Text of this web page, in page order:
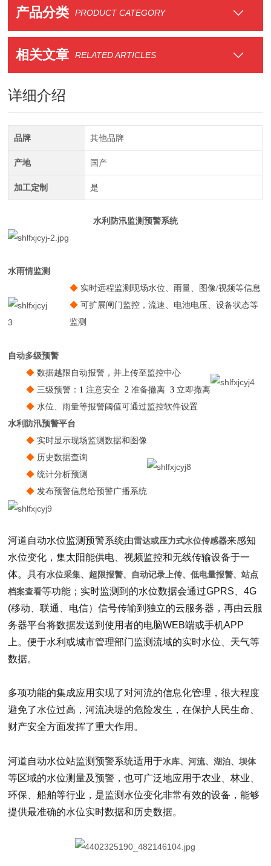
产品分类 PRODUCT CATEGORY
相关文章 RELATED ARTICLES
详细介绍
品牌 其他品牌
产地 国产
加工定制 是
水利防汛监测预警系统
水雨情监测
◆ 实时远程监测现场水位、雨量、图像/视频等信息
◆ 可扩展闸门监控，流速、电池电压、设备状态等
监测
自动多级预警
◆ 数据越限自动报警，并上传至监控中心
◆ 三级预警： 1注意安全2准备撤离 3 立即撤离
◆水位、雨量等报警阈值可通过监控软件设置
水利防汛预警平台
◆ 实时显示现场监测数据和图像
◆ 历史数据查询
◆统计分析预测
◆发布预警信息给预警广播系统
河道自动水位监测预警系统由雷达或压力式水位传感器来感知
水位变化，集太阳能供电、视频监控和无线传输设备于一
体。具有水位采集、超限报警、自动记录上传、低电量报警、站点
档案查看等功能；实时监测到的水位数据会通过GPRS、4G
(移动、联通、电信）信号传输到独立的云服务器，再由云服
务器平台将数据发送到使用者的电脑WEB端或手机APP
上。便于水利或城市管理部门监测流域的实时水位、天气等
数据。
多项功能的集成应用实现了对河流的信息化管理，很大程度
避免了水位过高，河流决堤的危险发生，在保护人民生命、
财产安全方面发挥了重大作用。
河道自动水位站监测预警系统适用于水库、河流、湖泊、坝体
等区域的水位测量及预警，也可广泛地应用于农业、林业、
环保、船舶等行业，是监测水位变化非常有效的设备，能够
提供最准确的水位实时数据和历史数据。